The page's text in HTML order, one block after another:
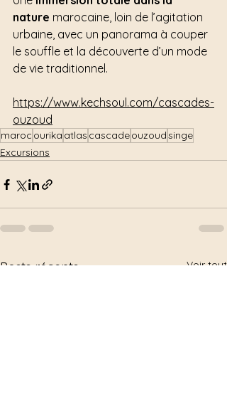
nature marocaine, loin de l’agitation
urbaine, avec un panorama à couper
le souffle et la découverte d’un mode
de vie traditionnel.
https://www.kechsoul.com/cascades-
ouzoud
maroc ourika atlas cascadeouzoudsinge
Excursions
Posts récents Voir tout